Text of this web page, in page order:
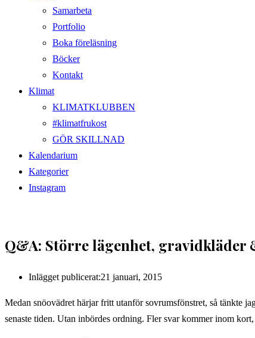
Samarbeta
Portfolio
Boka föreläsning
Böcker
Kontakt
Klimat
KLIMATKLUBBEN
#klimatfrukost
GÖR SKILLNAD
Kalendarium
Kategorier
Instagram
Q&A: Större lägenhet, gravidkläder
Inlägget publicerat:21 januari, 2015
Medan snöovädret härjar fritt utanför sovrumsfönstret, så tänkte
senaste tiden. Utan inbördes ordning. Fler svar kommer inom